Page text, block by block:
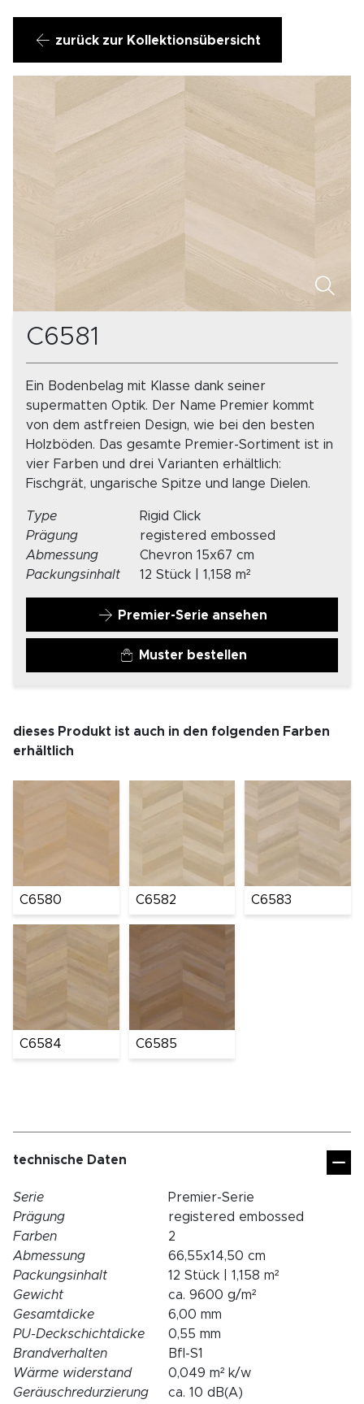
zurück zur Kollektionsübersicht
C6581
Ein Bodenbelag mit Klasse dank seiner
supermatten Optik. Der Name Premier kommt
von dem astfreien Design, wie bei den besten
Holzböden. Das gesamte Premier-Sortiment ist in
vier Farben und drei Varianten erhältlich:
Fischgrät, ungarische Spitze und lange Dielen.
Type
Rigid Click
Prägung
registered embossed
Abmessung
Chevron 15x67 cm
Packungsinhalt
12 Stück | 1,158 m²
Premier-Serie ansehen
Muster bestellen
dieses Produkt ist auch in den folgenden Farben
erhältlich
C6580 C6582 C6583
C6584 C6585
technische Daten
Serie
Premier-Serie
Prägung
registered embossed
Farben
2
Abmessung
66,55x14,50 cm
Packungsinhalt
12 Stück | 1,158 m²
Gewicht
ca. 9600 g/m²
Gesamtdicke
6,00 mm
PU-Deckschichtdicke
0,55 mm
Brandverhalten
Bfl-S1
Wärme widerstand
0,049 m² k/w
Geräuschredurzierung
ca. 10 dB(A)